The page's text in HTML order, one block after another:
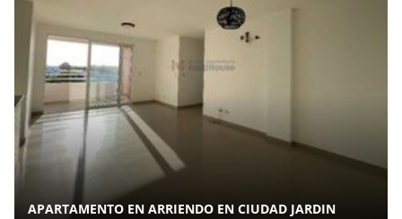
APARTAMENTO EN ARRIENDO EN CIUDAD JARDIN